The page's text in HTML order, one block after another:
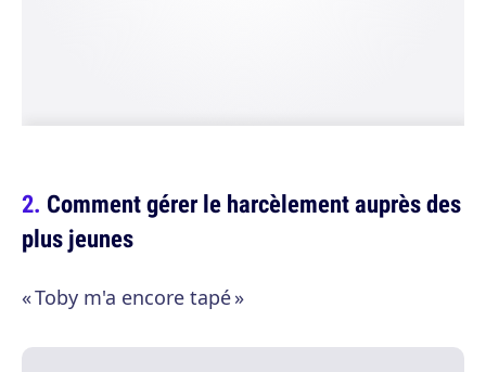
Comment gérer le harcèlement auprès des
plus jeunes
« Toby m'a encore tapé »